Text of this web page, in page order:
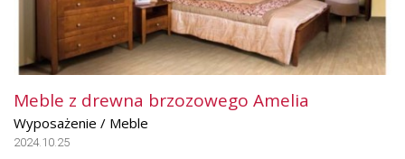
Meble z drewna brzozowego Amelia
Wyposażenie / Meble
2024.10.25